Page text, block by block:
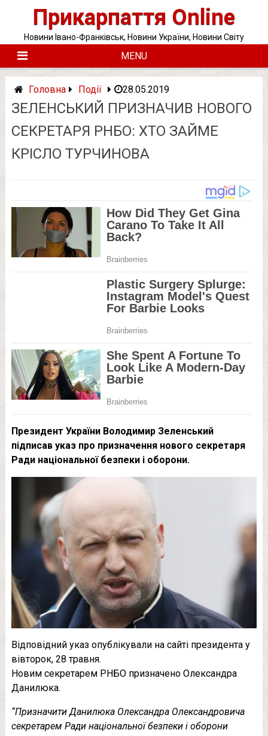
Прикарпаття Online
Новини Івано-Франківськ, Новини України, Новини Світу
MENU
Головна Події 28.05.2019
ЗЕЛЕНСЬКИЙ ПРИЗНАЧИВ НОВОГО
СЕКРЕТАРЯ РНБО: ХТО ЗАЙМЕ
КРІСЛО ТУРЧИНОВА
Президент України Володимир Зеленський
підписав указ про призначення нового секретаря
Ради національної безпеки і оборони.
Відповідний указ опублікували на сайті президента у
вівторок, 28 травня.
Новим секретарем РНБО призначено Олександра
Данилюка.
“Призначити Данилюка Олександра Олександровича
секретарем Ради національної безпеки і оборони